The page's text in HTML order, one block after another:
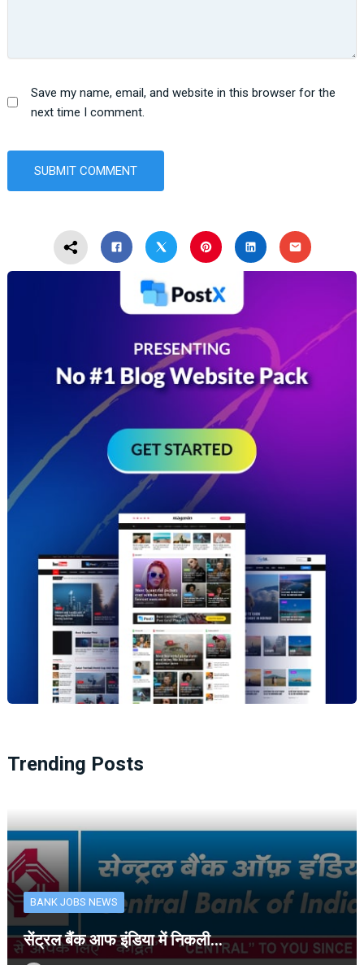
Save my name, email, and website in this browser for the
next time I comment.
Trending Posts
BANK JOBS NEWS
सेंट्रल बैंक आफ इंडिया में निकली…